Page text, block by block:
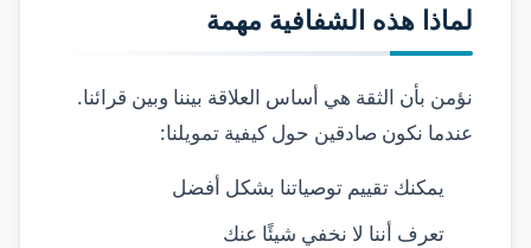
لماذا هذه الشفافية مهمة
نؤمن بأن الثقة هي أساس العلاقة بيننا وبين قرائنا.
عندما نكون صادقين حول كيفية تمويلنا:
يمكنك تقييم توصياتنا بشكل أفضل
تعرف أننا لا نخفي شيئًا عنك